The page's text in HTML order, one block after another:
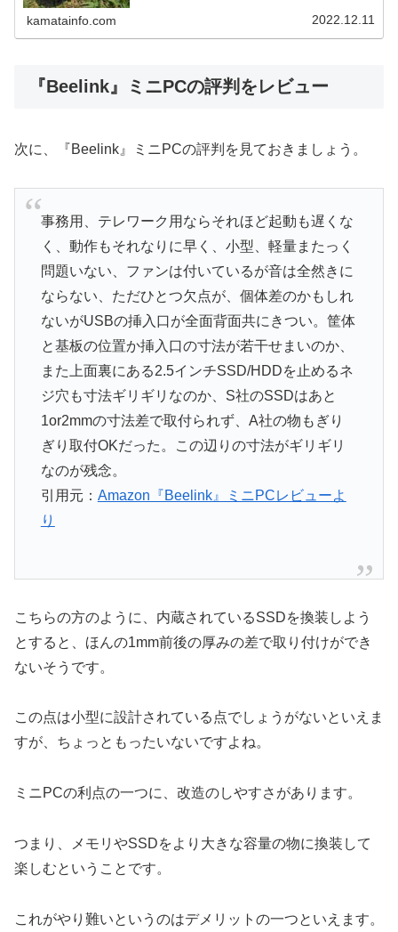
『Anker』のモバイルキーボードを買った際、ふと、
『Anker』がどこの国の会社なのか知りたくなり調べてみ
kamatainfo.com 2022.12.11
『Beelink』ミニPCの評判をレビュー
次に、『Beelink』ミニPCの評判を見ておきましょう。
事務用、テレワーク用ならそれほど起動も遅くな
く、動作もそれなりに早く、小型、軽量またっく
問題いない、ファンは付いているが音は全然きに
ならない、ただひとつ欠点が、個体差のかもしれ
ないがUSBの挿入口が全面背面共にきつい。筐体
と基板の位置か挿入口の寸法が若干せまいのか、
また上面裏にある2.5インチSSD/HDDを止めるネ
ジ穴も寸法ギリギリなのか、S社のSSDはあと
1or2mmの寸法差で取付られず、A社の物もぎり
ぎり取付OKだった。この辺りの寸法がギリギリ
なのが残念。
引用元： Amazon『Beelink』ミニPCレビューよ
り
こちらの方のように、内蔵されているSSDを換装しよう
とすると、ほんの1mm前後の厚みの差で取り付けができ
ないそうです。
この点は小型に設計されている点でしょうがないといえま
すが、ちょっともったいないですよね。
ミニPCの利点の一つに、改造のしやすさがあります。
つまり、メモリやSSDをより大きな容量の物に換装して
楽しむということです。
これがやり難いというのはデメリットの一つといえます。